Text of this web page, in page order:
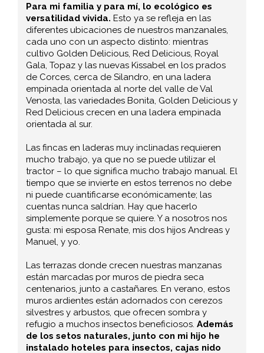
Para mi familia y para mí, lo ecológico es
versatilidad vivida. Esto ya se refleja en las
diferentes ubicaciones de nuestros manzanales,
cada uno con un aspecto distinto: mientras
cultivo Golden Delicious, Red Delicious, Royal
Gala, Topaz y las nuevas Kissabel en los prados
de Corces, cerca de Silandro, en una ladera
empinada orientada al norte del valle de Val
Venosta, las variedades Bonita, Golden Delicious y
Red Delicious crecen en una ladera empinada
orientada al sur.
Las fincas en laderas muy inclinadas requieren
mucho trabajo, ya que no se puede utilizar el
tractor – lo que significa mucho trabajo manual. El
tiempo que se invierte en estos terrenos no debe
ni puede cuantificarse económicamente; las
cuentas nunca saldrían. Hay que hacerlo
simplemente porque se quiere. Y a nosotros nos
gusta: mi esposa Renate, mis dos hijos Andreas y
Manuel, y yo.
Las terrazas donde crecen nuestras manzanas
están marcadas por muros de piedra seca
centenarios, junto a castañares. En verano, estos
muros ardientes están adornados con cerezos
silvestres y arbustos, que ofrecen sombra y
refugio a muchos insectos beneficiosos. Además
de los setos naturales, junto con mi hijo he
instalado hoteles para insectos, cajas nido